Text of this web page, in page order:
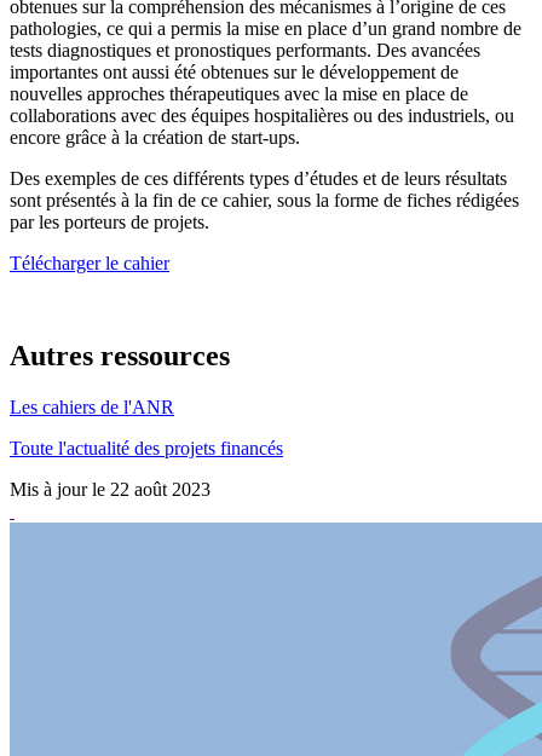
obtenues sur la compréhension des mécanismes à l’origine de ces
pathologies, ce qui a permis la mise en place d’un grand nombre de
tests diagnostiques et pronostiques performants. Des avancées
importantes ont aussi été obtenues sur le développement de
nouvelles approches thérapeutiques avec la mise en place de
collaborations avec des équipes hospitalières ou des industriels, ou
encore grâce à la création de start-ups.
Des exemples de ces différents types d’études et de leurs résultats
sont présentés à la fin de ce cahier, sous la forme de fiches rédigées
par les porteurs de projets.
Télécharger le cahier
Autres ressources
Les cahiers de l'ANR
Toute l'actualité des projets financés
Mis à jour le 22 août 2023